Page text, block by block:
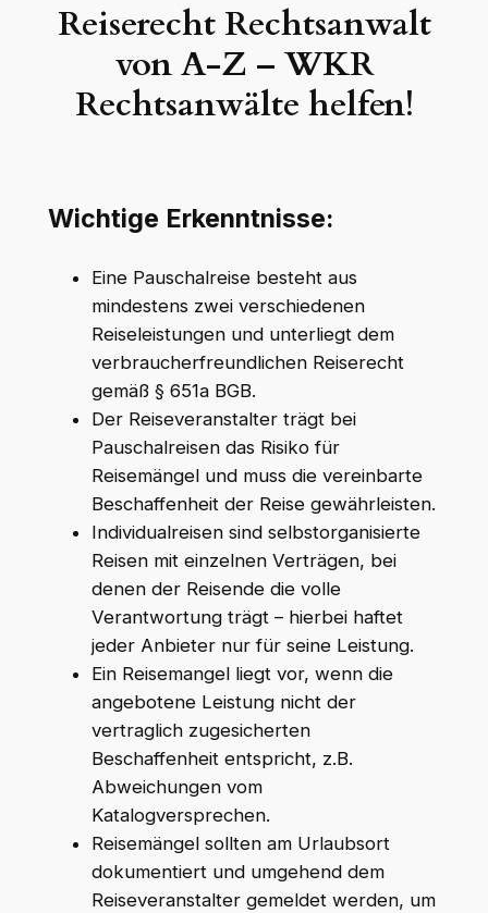
Reiserecht Rechtsanwalt
von A-Z – WKR
Rechtsanwälte helfen!
Wichtige Erkenntnisse:
Eine Pauschalreise besteht aus
mindestens zwei verschiedenen
Reiseleistungen und unterliegt dem
verbraucherfreundlichen Reiserecht
gemäß § 651a BGB.
Der Reiseveranstalter trägt bei
Pauschalreisen das Risiko für
Reisemängel und muss die vereinbarte
Beschaffenheit der Reise gewährleisten.
Individualreisen sind selbstorganisierte
Reisen mit einzelnen Verträgen, bei
denen der Reisende die volle
Verantwortung trägt – hierbei haftet
jeder Anbieter nur für seine Leistung.
Ein Reisemangel liegt vor, wenn die
angebotene Leistung nicht der
vertraglich zugesicherten
Beschaffenheit entspricht, z.B.
Abweichungen vom
Katalogversprechen.
Reisemängel sollten am Urlaubsort
dokumentiert und umgehend dem
Reiseveranstalter gemeldet werden, um